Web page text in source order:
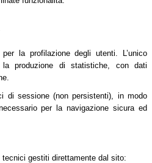
la profilazione degli utenti. L’unico
la produzione di statistiche, con dati
di sessione (non persistenti), in modo
per la navigazione sicura ed
gestiti direttamente dal sito: